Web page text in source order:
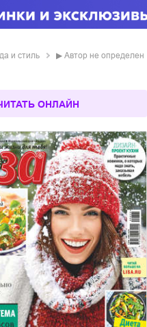
и стиль ▶ Автор не определен
ОНЛАЙН